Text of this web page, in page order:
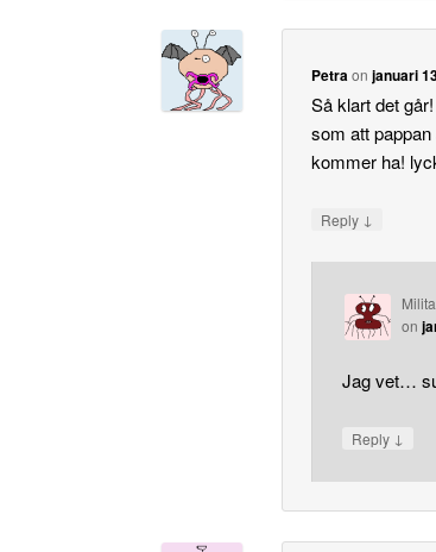
Petra onjanuari
Så klart det
som att
kommer ha!
Reply ↓
on
Jag vet…
Reply ↓